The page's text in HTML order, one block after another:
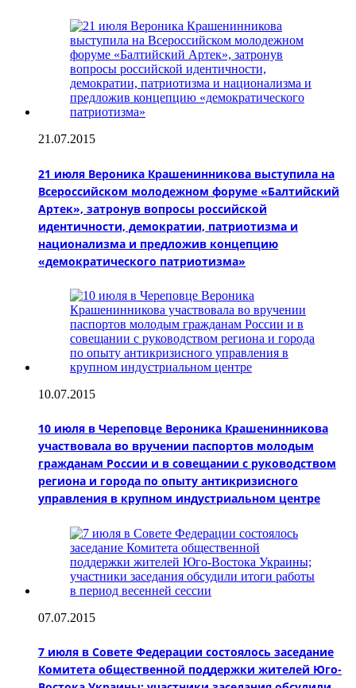
21.07.2015
21 июля Вероника Крашенинникова выступила на
Всероссийском молодежном форуме «Балтийский
Артек», затронув вопросы российской
идентичности, демократии, патриотизма и
национализма и предложив концепцию
«демократического патриотизма»
10.07.2015
10 июля в Череповце Вероника Крашенинникова
участвовала во вручении паспортов молодым
гражданам России и в совещании с руководством
региона и города по опыту антикризисного
управления в крупном индустриальном центре
07.07.2015
7 июля в Совете Федерации состоялось заседание
Комитета общественной поддержки жителей Юго-